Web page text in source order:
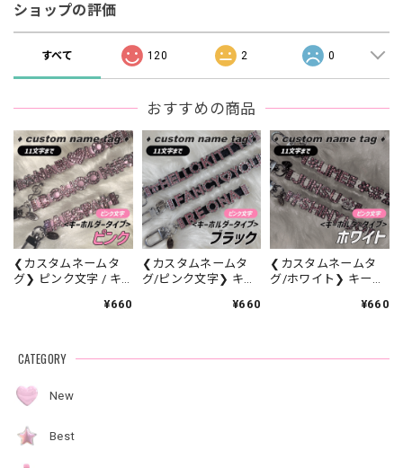
ショップの評価
すべて 120 2 0
おすすめの商品
❮カスタムネームタ
グ❯ ピンク文字 / キ
¥660
❮カスタムネームタ
グ/ピンク文字❯ キー
ック)【ME-0101】¥660
❮カスタムネームタ
グ/ホワイト❯ キーホ
文字)【ME-0103】¥660
CATEGORY
New
Best